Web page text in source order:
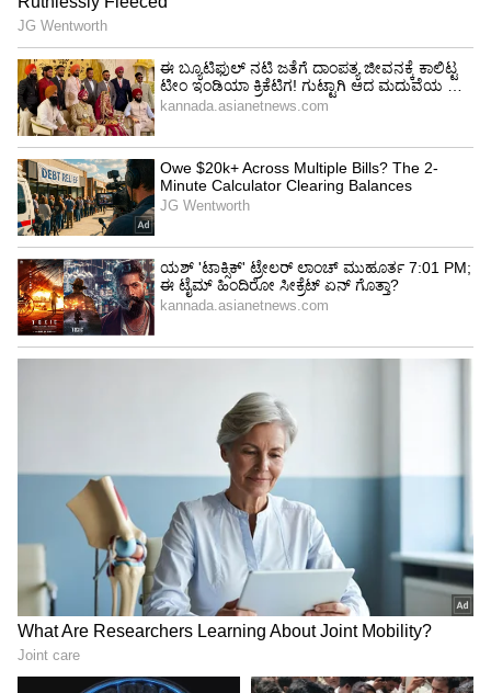
ಪರೀಕ್ಷಾ ಪ್ರಕ್ರಿಯೆಯನ್ನು ಬಲಪಡಿಸಲು ಮತ್ತು ಅಕ್ರಮಗಳನ್ನು
ತಡೆಯುವ ಪ್ರಯತ್ನದ ಭಾಗವಾಗಿ, ಮುಂದಿನ ವರ್ಷದಿಂದ
ನೀಟ್ ಪರೀಕ್ಷೆಯನ್ನು ಸಿಬಿಟಿ (ಕಂಪ್ಯೂಟರ್ ಬೇಸ್ಡ್ ಟೆಸ್ಟ್)
ಮಾದರಿಯಲ್ಲಿ ನಡೆಸಲಾಗುವುದು ಅಂತಾನೂ ಅವರು
ಘೋಷಿಸಿದ್ದಾರೆ.
ವಿದ್ಯಾರ್ಥಿಗಳಿಗೆ ಮತ್ತೆ ಪರೀಕ್ಷಾ ನಗರ ಆಯ್ಕೆ ಅವಕಾಶ
NTA ವಿದ್ಯಾರ್ಥಿಗಳಿಗೆ ತಮ್ಮ ಆದ್ಯತೆಯ ಪರೀಕ್ಷಾ ನಗರವನ್ನು
ಮತ್ತೊಮ್ಮೆ ಆಯ್ಕೆ ಮಾಡಲು ಅವಕಾಶ ನೀಡಲಿದೆ ಅಂತ
ವಿದ್ಯಾರ್ಥಿಗಳು ಈ ಪರೀಕ್ಷೆ ಬರೆಯುತ್ತಾರೆ. NTA ಇಂದು
ಸಂಜೆಯೊಳಗೆ ಸಂಪೂರ್ಣ ಮಾಹಿತಿಯೊಂದಿಗೆ ವಿವರವಾದ
ಸಾರ್ವಜನಿಕ ಪ್ರಕಟಣೆ ಹೊರಡಿಸಲಿದೆ. ಸದ್ಯಕ್ಕೆ,
ವಿದ್ಯಾರ್ಥಿಗಳಿಗೆ ತಮ್ಮ ಆದ್ಯತೆಯ ಪರೀಕ್ಷಾ ನಗರವನ್ನು ಆಯ್ಕೆ
ಮಾಡಲು ಒಂದು ವಾರ ಕಾಲಾವಕಾಶ ನೀಡಲು NTA
ನಿರ್ಧರಿಸಿದೆ. ಯಾಕಂದ್ರೆ, ಅನೇಕ ಅಭ್ಯರ್ಥಿಗಳು ಹಿಂದಿನ
ಪರೀಕ್ಷೆ ಬರೆದ ನಗರವನ್ನು ಬಿಟ್ಟು ಹೋಗಿರಬಹುದು" ಅಂತ
ಪ್ರಧಾನ್ ಹೇಳಿದ್ದಾರೆ.